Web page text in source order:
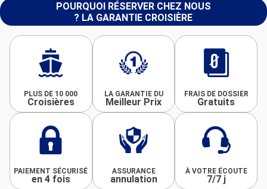
POURQUOI RÉSERVER CHEZ NOUS
? LA GARANTIE CROISIÈRE
PLUS DE 10 000
Croisières
LA GARANTIE DU
Meilleur Prix
FRAIS DE DOSSIER
Gratuits
PAIEMENT SÉCURISÉ
en 4 fois
ASSURANCE
annulation
À VOTRE ÉCOUTE
7/7 j